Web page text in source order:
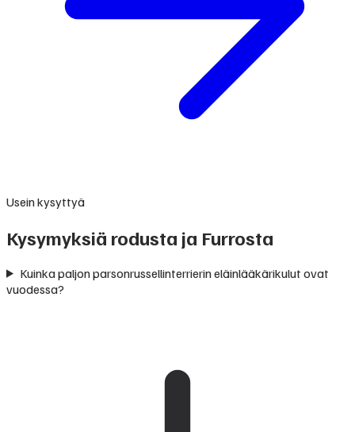
Usein kysyttyä
Kysymyksiä rodusta ja Furrosta
Kuinka paljon parsonrussellinterrierin eläinlääkärikulut ovat
vuodessa?